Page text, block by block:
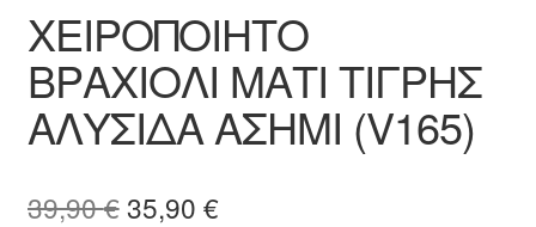
ΧΕΙΡΟΠΟΙΗΤΟ
ΒΡΑΧΙΟΛΙ ΜΑΤΙ ΤΙΓΡΗΣ
ΑΛΥΣΙΔΑ ΑΣΗΜΙ (V165)
39,90€Original
35,90 €Η